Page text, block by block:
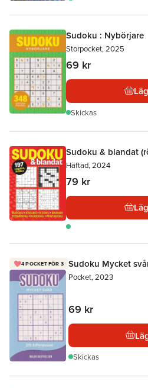
Sudoku : Nybörjare
Storpocket, 2025
69 kr
Skickas
Sudoku & blandat
Häftad, 2024
79 kr
4 POCKET FÖR 3 Sudoku Mycket
Pocket, 2023
69 kr
Skickas